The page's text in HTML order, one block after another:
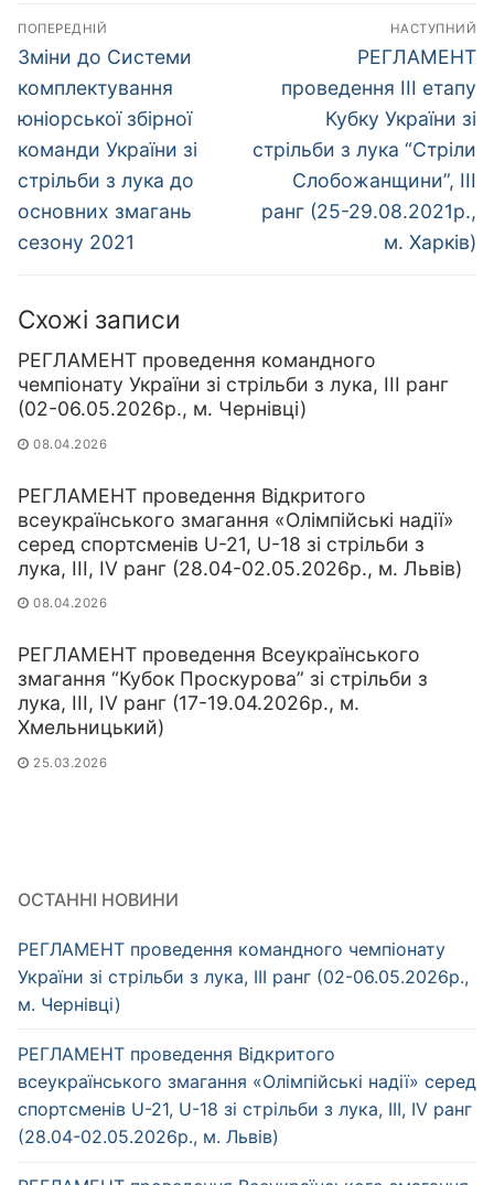
Навігація
записів
ПОПЕРЕДНІЙ
Попередній
запис:
Зміни до Системи
комплектування
юніорської збірної
команди України зі
стрільби з лука до
основних змагань
сезону 2021
НАСТУПНИЙ
Наступний
запис:
РЕГЛАМЕНТ
проведення ІІІ етапу
Кубку України зі
стрільби з лука “Стріли
Слобожанщини”, ІІІ
ранг (25-29.08.2021р.,
м. Харків)
Схожі записи
РЕГЛАМЕНТ проведення командного
чемпіонату України зі стрільби з лука, ІІІ ранг
(02-06.05.2026р., м. Чернівці)
08.04.2026
РЕГЛАМЕНТ проведення Відкритого
всеукраїнського змагання «Олімпійські надії»
серед спортсменів U-21, U-18 зі стрільби з
лука, ІІІ, IV ранг (28.04-02.05.2026р., м. Львів)
08.04.2026
РЕГЛАМЕНТ проведення Всеукраїнського
змагання “Кубок Проскурова” зі стрільби з
лука, ІІІ, IV ранг (17-19.04.2026р., м.
Хмельницький)
25.03.2026
ОСТАННІ НОВИНИ
РЕГЛАМЕНТ проведення командного чемпіонату
України зі стрільби з лука, ІІІ ранг (02-06.05.2026р.,
м. Чернівці)
РЕГЛАМЕНТ проведення Відкритого
всеукраїнського змагання «Олімпійські надії» серед
спортсменів U-21, U-18 зі стрільби з лука, ІІІ, IV ранг
(28.04-02.05.2026р., м. Львів)